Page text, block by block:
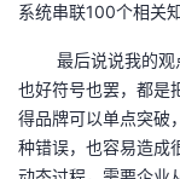
系统串联100个相关
最后说说我的
也好符号也罢，都是
得品牌可以单点突破
种错误，也容易造成